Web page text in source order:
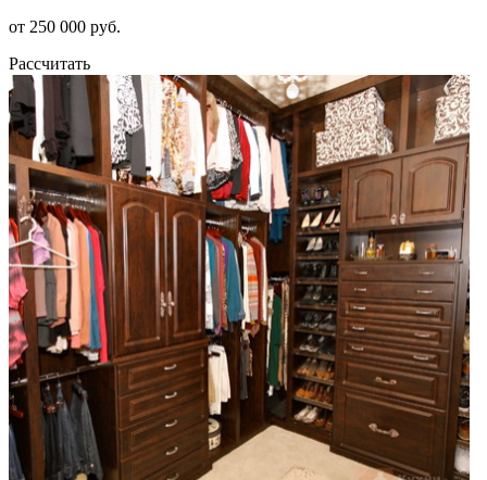
от 250 000 руб.
Рассчитать